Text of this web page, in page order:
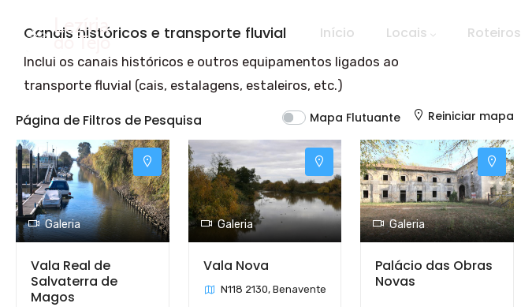
Principal
Início Locais Roteiros
Canais históricos e transporte fluvial
Inclui os canais históricos e outros equipamentos ligados ao
transporte fluvial (cais, estalagens, estaleiros, etc.)
Página de Filtros de Pesquisa Mapa Flutuante Reiniciar mapa
Galeria
Vala Real de
Salvaterra de
Magos
Galeria
Vala Nova
N118 2130, Benavente
Galeria
Palácio das Obras
Novas